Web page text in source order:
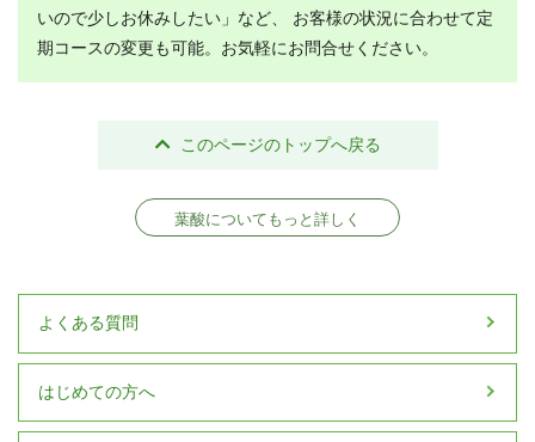
いので少しお休みしたい」など、 お客様の状況に合わせて定
期コースの変更も可能。お気軽にお問合せください。
このページのトップへ戻る
葉酸についてもっと詳しく
よくある質問
はじめての方へ